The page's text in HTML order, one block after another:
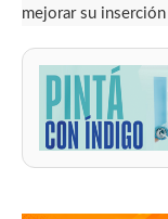
mejorar su